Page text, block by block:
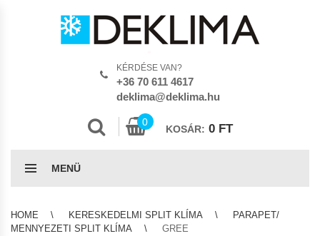
KÉRDÉSE VAN?
+36 70 611 4617
deklima@deklima.hu
0
KOSÁR: 0 FT
MENÜ
HOME KERESKEDELMI SPLIT KLÍMA
PARAPET/
MENNYEZETI SPLIT KLÍMA
GREE